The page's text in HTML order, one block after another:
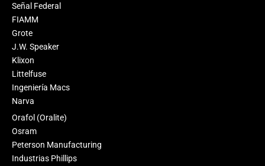
Señal Federal
FIAMM
Grote
J.W. Speaker
Klixon
Littelfuse
Ingeniería Macs
Narva
Orafol (Oralite)
Osram
Peterson Manufacturing
Industrias Phillips